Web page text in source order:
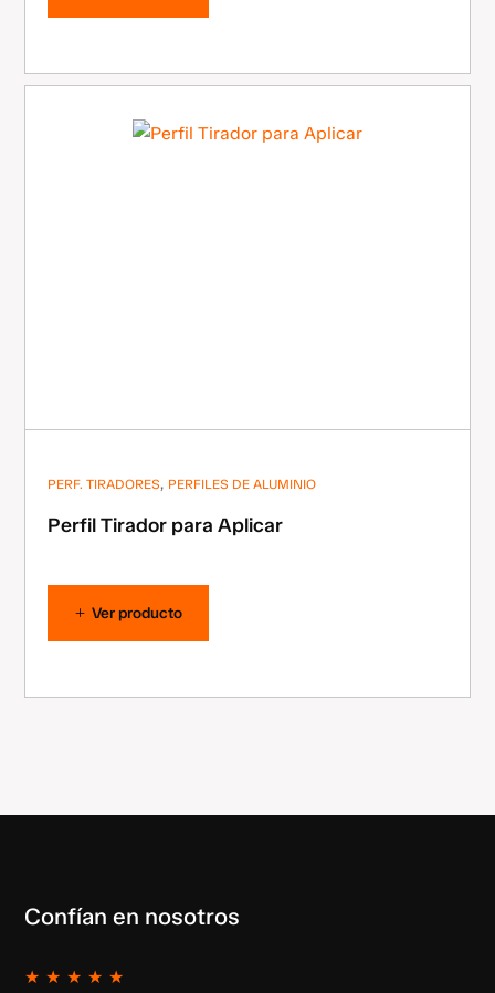
PERF. TIRADORES, PERFILES DE ALUMINIO
Perfil Tirador para Aplicar
Ver producto
Confían en nosotros
★ ★ ★ ★ ★